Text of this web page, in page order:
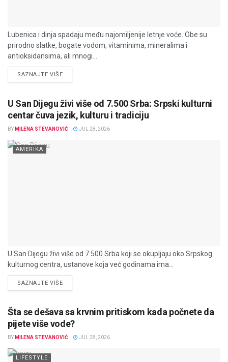
Lubenica i dinja spadaju među najomiljenije letnje voće. Obe su
prirodno slatke, bogate vodom, vitaminima, mineralima i
antioksidansima, ali mnogi...
SAZNAJTE VIŠEDETAILS
U San Dijegu živi više od 7.500 Srba: Srpski kulturni
centar čuva jezik, kulturu i tradiciju
BY MILENA STEVANOVIĆ JUL 28, 2026
AMERIKA
U San Dijegu živi više od 7.500 Srba koji se okupljaju oko Srpskog
kulturnog centra, ustanove koja već godinama ima...
SAZNAJTE VIŠEDETAILS
Šta se dešava sa krvnim pritiskom kada počnete da
pijete više vode?
BY MILENA STEVANOVIĆ JUL 28, 2026
LIFESTYLE